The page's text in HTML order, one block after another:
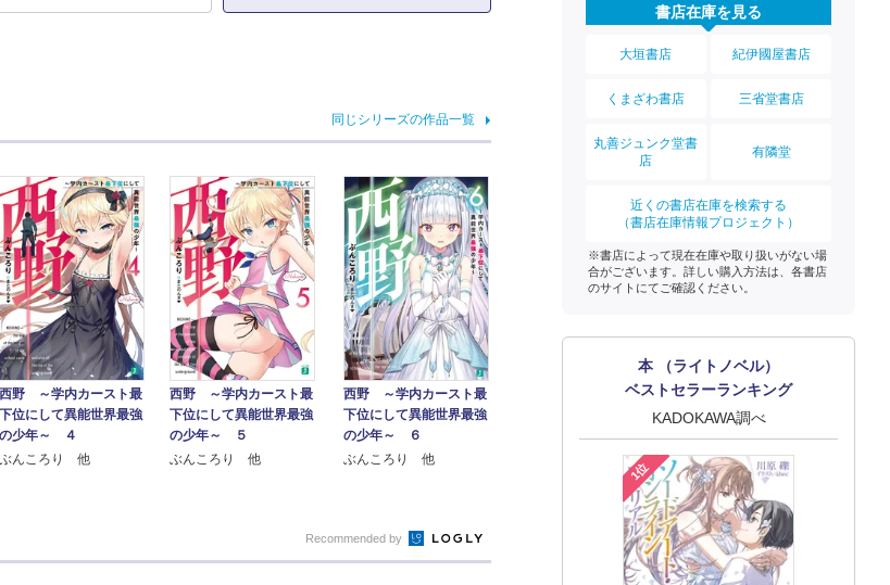
同じシリーズの作品一覧
西野 ～学内カースト最
下位にして異能世界最強
の少年～ ４
ぶんころり 他
西野 ～学内カースト最
下位にして異能世界最強
の少年～ ５
ぶんころり 他
西野 ～学内カースト最
下位にして異能世界最強
の少年～ ６
ぶんころり 他
書店在庫を見る
大垣書店 紀伊國屋書店
くまざわ書店 三省堂書店
丸善ジュンク堂書
店
有隣堂
近くの書店在庫を検索する
（書店在庫情報プロジェクト）
※書店によって現在在庫や取り扱いがない場
合がございます。詳しい購入方法は、各書店
のサイトにてご確認ください。
本 （ライトノベル）
ベストセラーランキング
KADOKAWA調べ
1位
Recommended by